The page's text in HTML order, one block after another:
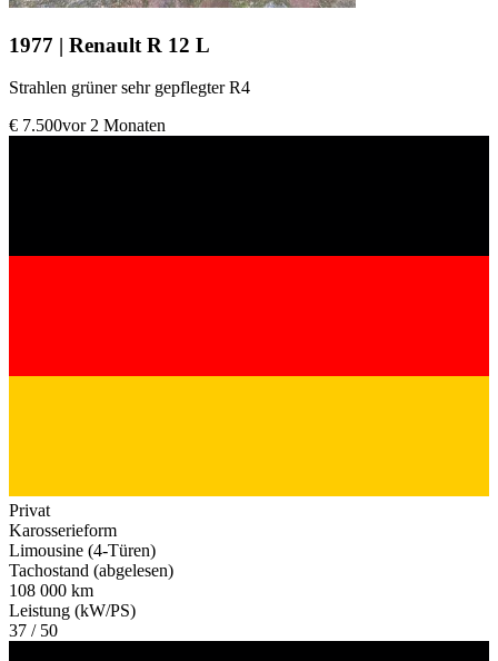
1977 | Renault R 12 L
Strahlen grüner sehr gepflegter R4
€ 7.500vor 2 Monaten
Privat
Karosserieform
Limousine (4-Türen)
Tachostand (abgelesen)
108 000 km
Leistung (kW/PS)
37 / 50